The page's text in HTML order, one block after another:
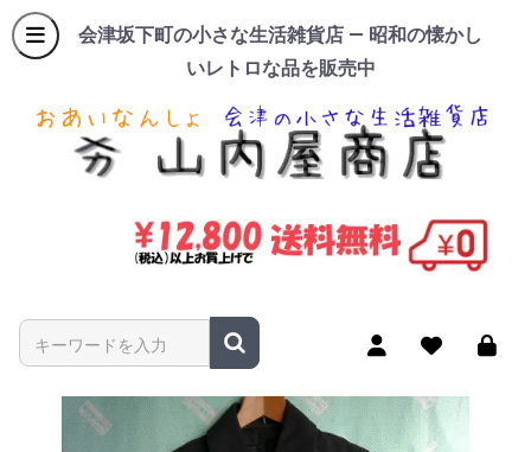
会津坂下町の小さな生活雑貨店 — 昭和の懐かし
いレトロな品を販売中
商品名やキーワードを入力